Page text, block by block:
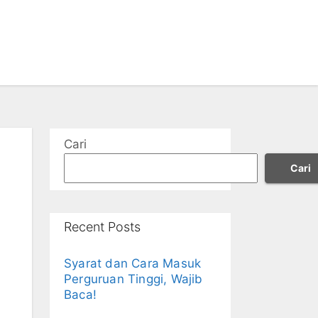
Cari
Cari
Recent Posts
Syarat dan Cara Masuk
Perguruan Tinggi, Wajib
Baca!